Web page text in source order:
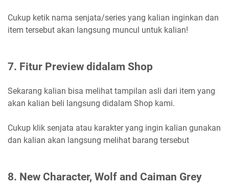
Cukup ketik nama senjata/series yang kalian inginkan dan
item tersebut akan langsung muncul untuk kalian!
7. Fitur Preview didalam Shop
Sekarang kalian bisa melihat tampilan asli dari item yang
akan kalian beli langsung didalam Shop kami.
Cukup klik senjata atau karakter yang ingin kalian gunakan
dan kalian akan langsung melihat barang tersebut
8. New Character, Wolf and Caiman Grey